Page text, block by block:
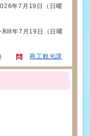
年7月19日（日曜
8年7月19日（日曜
商工観光課